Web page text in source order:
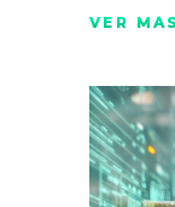
VER MÁS